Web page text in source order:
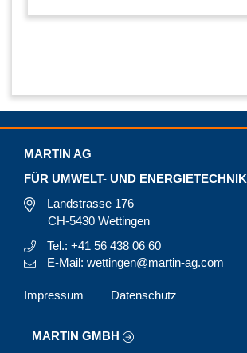
MARTIN AG
FÜR UMWELT- UND ENERGIETECHNIK
Landstrasse 176
CH-5430 Wettingen
Tel.: +41 56 438 06 60
E-Mail: wettingen@martin-ag.com
Impressum Datenschutz
MARTIN GMBH